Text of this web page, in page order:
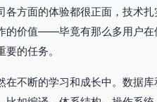
各方面的体验都很正面，技术
的价值——毕竟有那么多用户
的任务。
在不断的学习和成长中。数据